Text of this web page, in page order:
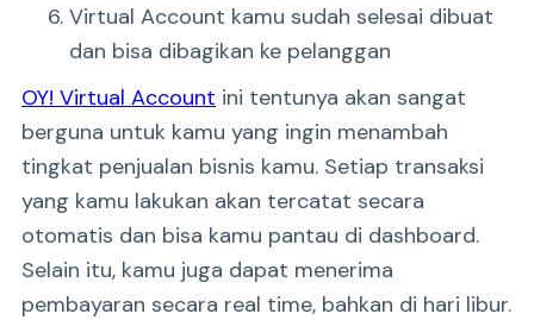
Virtual Account kamu sudah selesai dibuat
dan bisa dibagikan ke pelanggan
OY! Virtual Account ini tentunya akan sangat
berguna untuk kamu yang ingin menambah
tingkat penjualan bisnis kamu. Setiap transaksi
yang kamu lakukan akan tercatat secara
otomatis dan bisa kamu pantau di dashboard.
Selain itu, kamu juga dapat menerima
pembayaran secara real time, bahkan di hari libur.